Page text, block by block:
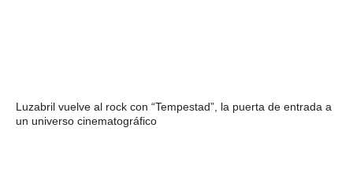
Luzabril vuelve al rock con “Tempestad”, la puerta de entrada a
un universo cinematográfico